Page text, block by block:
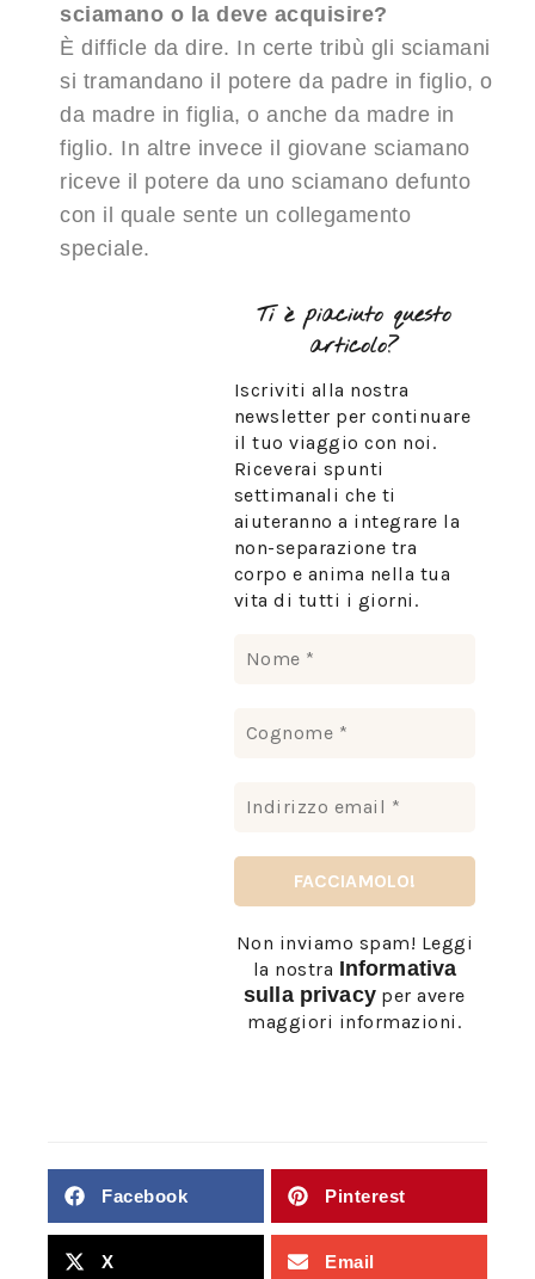
sciamano o la deve acquisire?
È difficle da dire. In certe tribù gli sciamani
si tramandano il potere da padre in figlio, o
da madre in figlia, o anche da madre in
figlio. In altre invece il giovane sciamano
riceve il potere da uno sciamano defunto
con il quale sente un collegamento
speciale.
Ti è piaciuto questo
articolo?
Iscriviti alla nostra
newsletter per continuare
il tuo viaggio con noi.
Riceverai spunti
settimanali che ti
aiuteranno a integrare la
non-separazione tra
corpo e anima nella tua
vita di tutti i giorni.
Non inviamo spam! Leggi
la nostra Informativa
sulla privacyper avere
maggiori informazioni.
Facebook Pinterest
X Email